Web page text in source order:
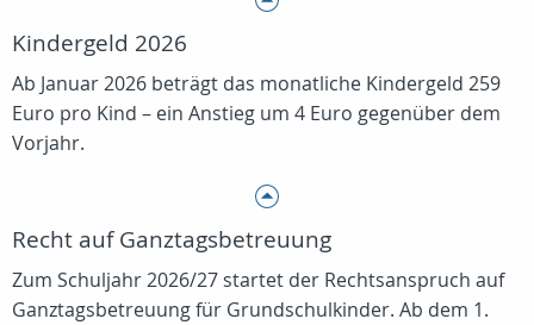
Kindergeld 2026
Ab Januar 2026 beträgt das monatliche Kindergeld 259
Euro pro Kind – ein Anstieg um 4 Euro gegenüber dem
Vorjahr.
Recht auf Ganztagsbetreuung
Zum Schuljahr 2026/27 startet der Rechtsanspruch auf
Ganztagsbetreuung für Grundschulkinder. Ab dem 1.